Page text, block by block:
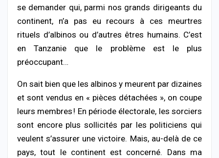
se demander qui, parmi nos grands dirigeants du
continent, n’a pas eu recours à ces meurtres
rituels d’albinos ou d’autres êtres humains. C’est
en Tanzanie que le problème est le plus
préoccupant…
On sait bien que les albinos y meurent par dizaines
et sont vendus en « pièces détachées », on coupe
leurs membres ! En période électorale, les sorciers
sont encore plus sollicités par les politiciens qui
veulent s’assurer une victoire. Mais, au-delà de ce
pays, tout le continent est concerné. Dans ma